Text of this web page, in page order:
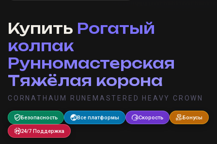
Купить Рогатый
колпак
Рунномастерская
Тяжёлая корона
CORNATHAUM RUNEMASTERED HEAVY CROWN
Безопасность Все платформы Скорость Бонусы
24/7 Поддержка